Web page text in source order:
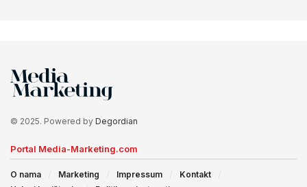
© 2025. Powered by Degordian
Portal Media-Marketing.com
O nama Marketing Impressum
Kontakt